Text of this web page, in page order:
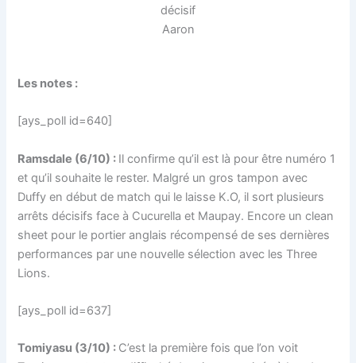
décisif
Aaron
Les notes :
[ays_poll id=640]
Ramsdale (6/10) : Il confirme qu’il est là pour être numéro 1
et qu’il souhaite le rester. Malgré un gros tampon avec
Duffy en début de match qui le laisse K.O, il sort plusieurs
arrêts décisifs face à Cucurella et Maupay. Encore un clean
sheet pour le portier anglais récompensé de ses dernières
performances par une nouvelle sélection avec les Three
Lions.
[ays_poll id=637]
Tomiyasu (3/10) : C’est la première fois que l’on voit